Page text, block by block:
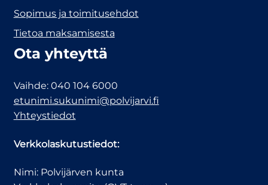
Sopimus ja toimitusehdot
Tietoa maksamisesta
Ota yhteyttä
Vaihde: 040 104 6000
etunimi.sukunimi@polvijarvi.fi
Yhteystiedot
Verkkolaskutustiedot:
Nimi: Polvijärven kunta